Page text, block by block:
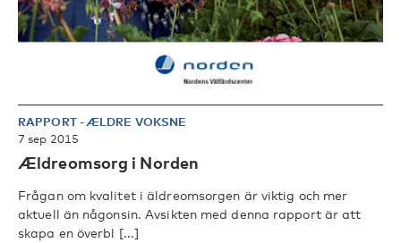
RAPPORT-ÆLDRE VOKSNE
7 sep 2015
Ældreomsorg i Norden
Frågan om kvalitet i äldreomsorgen är viktig och mer
aktuell än någonsin. Avsikten med denna rapport är att
skapa en överbl [...]